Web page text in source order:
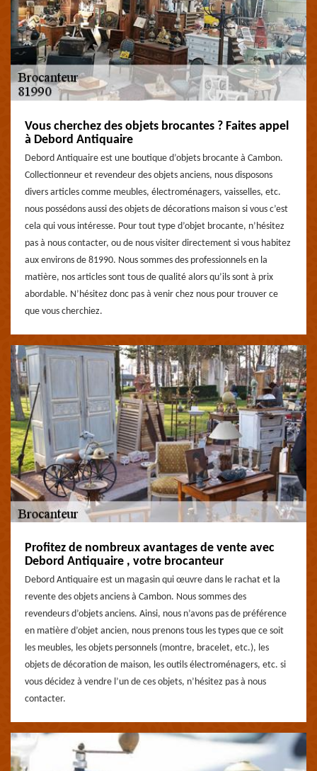
Vous cherchez des objets brocantes ? Faites appel
à Debord Antiquaire
Debord Antiquaire est une boutique d’objets brocante à Cambon.
Collectionneur et revendeur des objets anciens, nous disposons
divers articles comme meubles, électroménagers, vaisselles, etc.
nous possédons aussi des objets de décorations maison si vous c’est
cela qui vous intéresse. Pour tout type d’objet brocante, n’hésitez
pas à nous contacter, ou de nous visiter directement si vous habitez
aux environs de 81990. Nous sommes des professionnels en la
matière, nos articles sont tous de qualité alors qu’ils sont à prix
abordable. N’hésitez donc pas à venir chez nous pour trouver ce
que vous cherchiez.
Profitez de nombreux avantages de vente avec
Debord Antiquaire , votre brocanteur
Debord Antiquaire est un magasin qui œuvre dans le rachat et la
revente des objets anciens à Cambon. Nous sommes des
revendeurs d’objets anciens. Ainsi, nous n’avons pas de préférence
en matière d’objet ancien, nous prenons tous les types que ce soit
les meubles, les objets personnels (montre, bracelet, etc.), les
objets de décoration de maison, les outils électroménagers, etc. si
vous décidez à vendre l’un de ces objets, n’hésitez pas à nous
contacter.